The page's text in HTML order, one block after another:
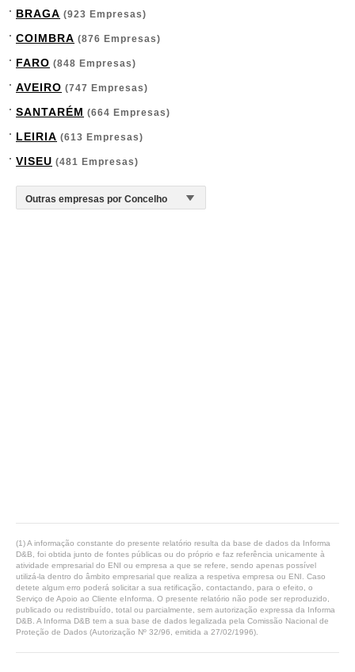
BRAGA (923 Empresas)
COIMBRA (876 Empresas)
FARO (848 Empresas)
AVEIRO (747 Empresas)
SANTARÉM (664 Empresas)
LEIRIA (613 Empresas)
VISEU (481 Empresas)
(1) A informação constante do presente relatório resulta da base de dados da Informa
D&B, foi obtida junto de fontes públicas ou do próprio e faz referência unicamente à
atividade empresarial do ENI ou empresa a que se refere, sendo apenas possível
utilizá-la dentro do âmbito empresarial que realiza a respetiva empresa ou ENI. Caso
detete algum erro poderá solicitar a sua retificação, contactando, para o efeito, o
Serviço de Apoio ao Cliente eInforma. O presente relatório não pode ser reproduzido,
publicado ou redistribuído, total ou parcialmente, sem autorização expressa da Informa
D&B. A Informa D&B tem a sua base de dados legalizada pela Comissão Nacional de
Proteção de Dados (Autorização Nº 32/96, emitida a 27/02/1996).